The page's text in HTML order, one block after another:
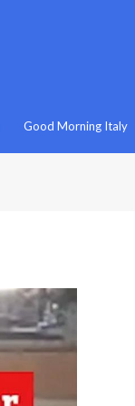
Good Morning Italy